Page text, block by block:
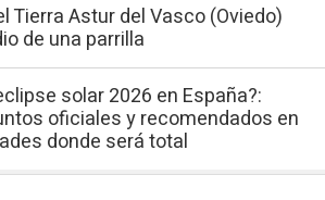
Tierra Astur del Vasco (Oviedo)
de una parrilla
solar 2026 en España?:
oficiales y recomendados en
donde será total